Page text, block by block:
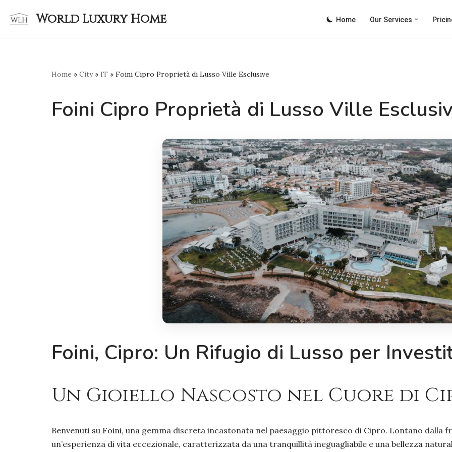
Skip
World Luxury Home Home Our Services
Home » City» IT » Foini Cipro Proprietà di Lusso Ville Esclusive
Foini Cipro Proprietà di Lusso Ville
Foini, Cipro: Un Rifugio di Lusso per
Un Gioiello Nascosto nel Cuore di
Benvenuti su Foini, una gemma discreta incastonata nel paesaggio pittoresco di Cipro. Lontano dalla
un’esperienza di vita eccezionale, caratterizzata da una tranquillità ineguagliabile e una bellezza